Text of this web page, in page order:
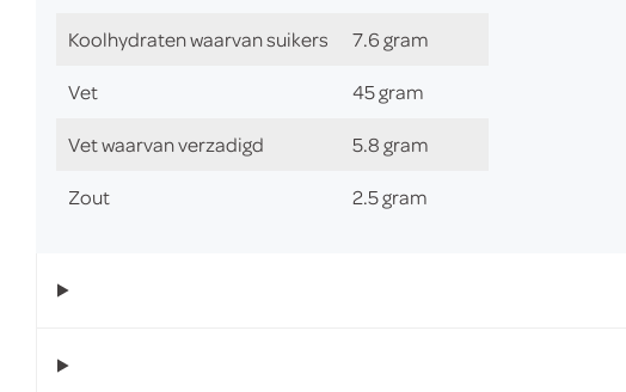
Koolhydraten waarvan suikers 7.6 gram
Vet 45 gram
Vet waarvan verzadigd 5.8 gram
Zout 2.5 gram